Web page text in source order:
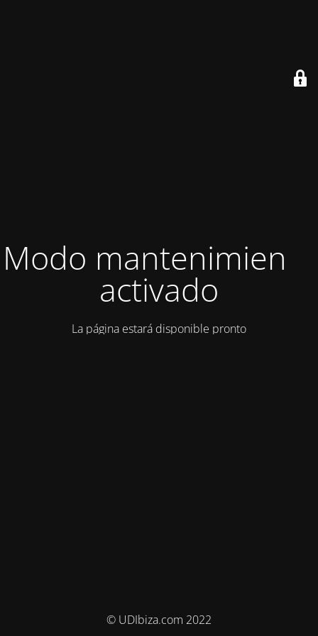
Modo mantenimiento
activado
La página estará disponible pronto
© UDIbiza.com 2022